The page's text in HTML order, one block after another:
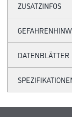
ZUSATZINFOS
DATENBLÄTTER